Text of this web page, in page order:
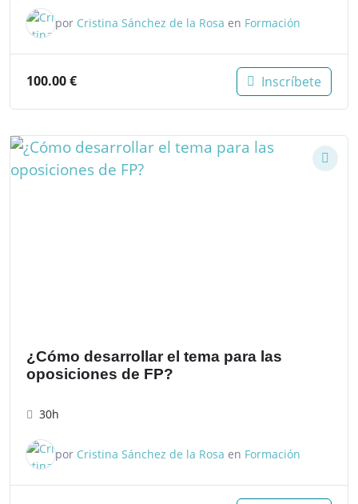
por Cristina Sánchez de la Rosa en Formación
100.00€ Inscríbete
¿Cómo desarrollar el tema para las
oposiciones de FP?
30h
por Cristina Sánchez de la Rosa en Formación